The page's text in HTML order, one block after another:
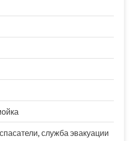
служба эвакуации